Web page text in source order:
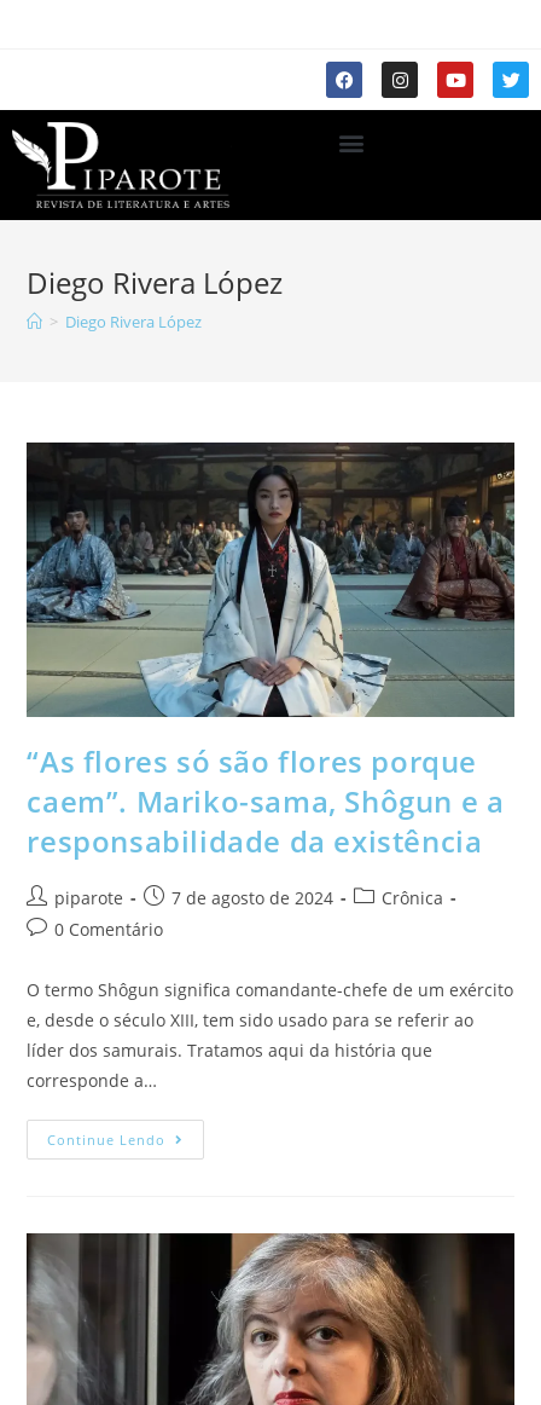
Diego Rivera López
> Diego Rivera López
“As flores só são flores porque
caem”. Mariko-sama, Shôgun e a
responsabilidade da existência
piparote 7 de agosto de 2024
Crônica
0 Comentário
O termo Shôgun significa comandante-chefe de um exército
e, desde o século XIII, tem sido usado para se referir ao
líder dos samurais. Tratamos aqui da história que
corresponde a…
Continue Lendo